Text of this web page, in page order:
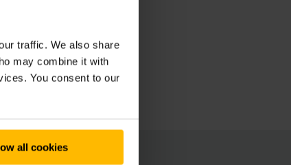
traffic. We also share
may combine it with
You consent to our
all cookies